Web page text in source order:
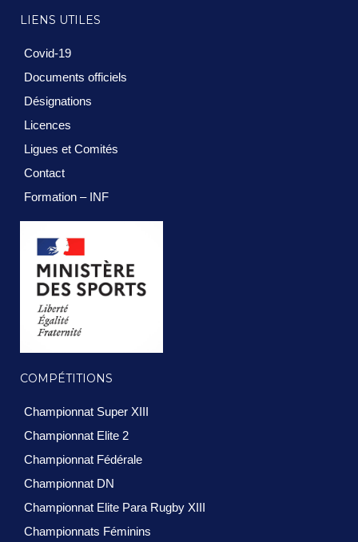
LIENS UTILES
Covid-19
Documents officiels
Désignations
Licences
Ligues et Comités
Contact
Formation – INF
COMPÉTITIONS
Championnat Super XIII
Championnat Elite 2
Championnat Fédérale
Championnat DN
Championnat Elite Para Rugby XIII
Championnats Féminins